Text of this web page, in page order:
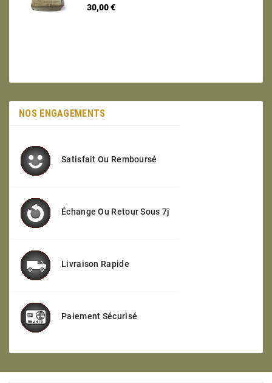
30,00 €Prix
NOS ENGAGEMENTS
Satisfait Ou Remboursé
Échange Ou Retour Sous 7j
Livraison Rapide
Paiement Sécurisé